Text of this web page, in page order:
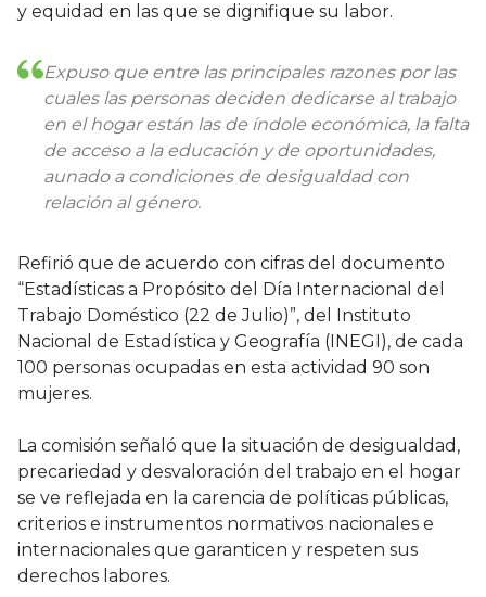
y equidad en las que se dignifique su labor.
Expuso que entre las principales razones por las
cuales las personas deciden dedicarse al trabajo
en el hogar están las de índole económica, la falta
de acceso a la educación y de oportunidades,
aunado a condiciones de desigualdad con
relación al género.
Refirió que de acuerdo con cifras del documento
“Estadísticas a Propósito del Día Internacional del
Trabajo Doméstico (22 de Julio)”, del Instituto
Nacional de Estadística y Geografía (INEGI), de cada
100 personas ocupadas en esta actividad 90 son
mujeres.
La comisión señaló que la situación de desigualdad,
precariedad y desvaloración del trabajo en el hogar
se ve reflejada en la carencia de políticas públicas,
criterios e instrumentos normativos nacionales e
internacionales que garanticen y respeten sus
derechos labores.